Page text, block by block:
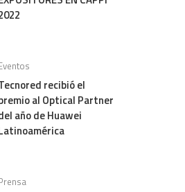
recibió el
al Optical Partner
año de Huawei